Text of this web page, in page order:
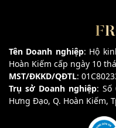
Tên Doanh nghiệp: Hộ
Hoàn Kiếm cấp ngày 10
MST/ĐKKD/QĐTL:
Trụ sở Doanh nghiệp: Số
Hưng Đạo, Q. Hoàn Kiếm,